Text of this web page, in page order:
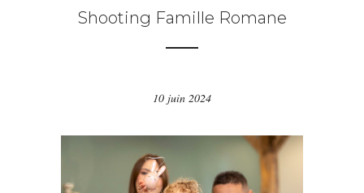
Shooting Famille Romane
10 juin 2024